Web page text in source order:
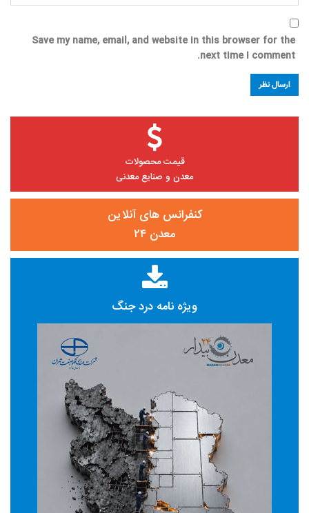
Save my name, email, and website in this browser for the
next time I comment.
قیمت محصولات
معدن و صنایع معدنی
کنفرانس های آنلاین
معدن ۲۴
ویژه نامه درد جنگ